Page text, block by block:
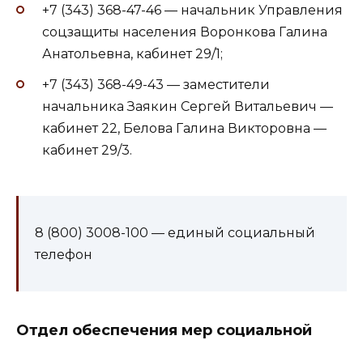
+7 (343) 368-47-46 — начальник Управления
соцзащиты населения Воронкова Галина
Анатольевна, кабинет 29/1;
+7 (343) 368-49-43 — заместители
начальника Заякин Сергей Витальевич —
кабинет 22, Белова Галина Викторовна —
кабинет 29/3.
8 (800) 3008-100 — единый социальный
телефон
Отдел обеспечения мер социальной